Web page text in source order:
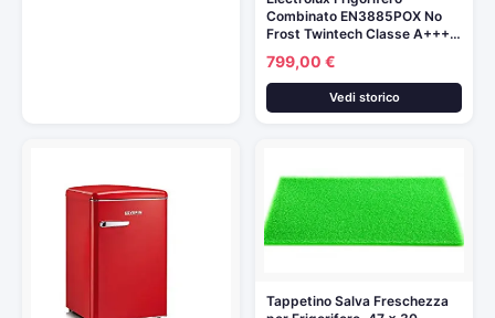
Combinato EN3885POX No
Frost Twintech Classe A+++…
799,00 €
Vedi storico
Tappetino Salva Freschezza